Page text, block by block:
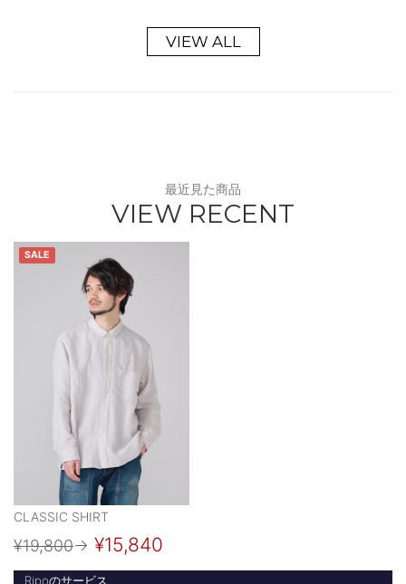
VIEW ALL
最近見た商品
VIEW RECENT
SALE
CLASSIC SHIRT
¥19,800→ ¥15,840
Ripoのサービス